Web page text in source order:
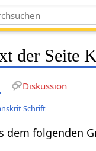
der Seite
Diskussion
Schrift
dem folgenden